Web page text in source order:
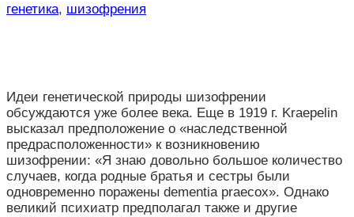
генетика, шизофрения
Идеи генетической природы шизофрении
обсуждаются уже более века. Еще в 1919 г. Kraepelin
высказал предположение о «наследственной
предрасположенности» к возникновению
шизофрении: «Я знаю довольно большое количество
случаев, когда родные братья и сестры были
одновременно поражены dementia praecox». Однако
великий психиатр предполагал также и другие